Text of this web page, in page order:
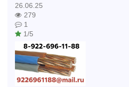
26.06.25
279
1
1/5